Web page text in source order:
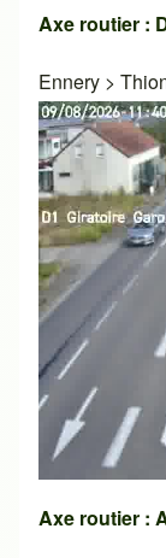
Axe routier :
Ennery >
Axe routier :